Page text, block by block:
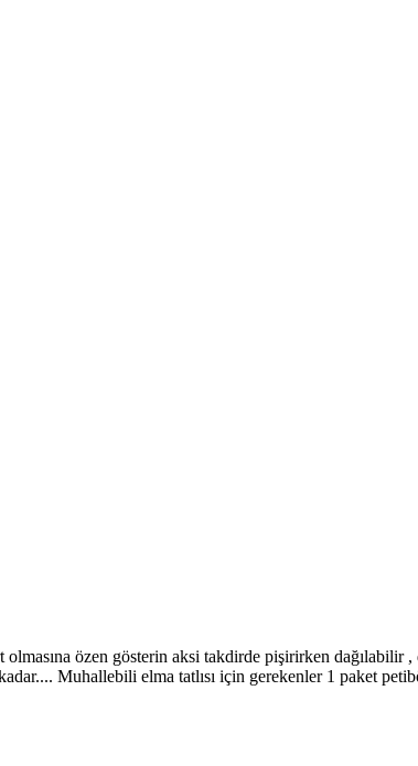
özen gösterin aksi takdirde pişirirken
Muhallebili elma tatlısı için gerekenler 1 paket